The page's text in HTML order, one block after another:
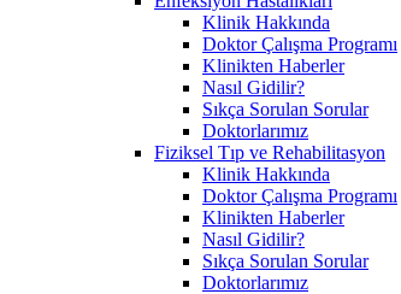
Klinik Hakkında
Doktor Çalışma Programı
Klinikten Haberler
Nasıl Gidilir?
Sıkça Sorulan Sorular
Doktorlarımız
Fiziksel Tıp ve Rehabilitasyon
Klinik Hakkında
Doktor Çalışma Programı
Klinikten Haberler
Nasıl Gidilir?
Sıkça Sorulan Sorular
Doktorlarımız